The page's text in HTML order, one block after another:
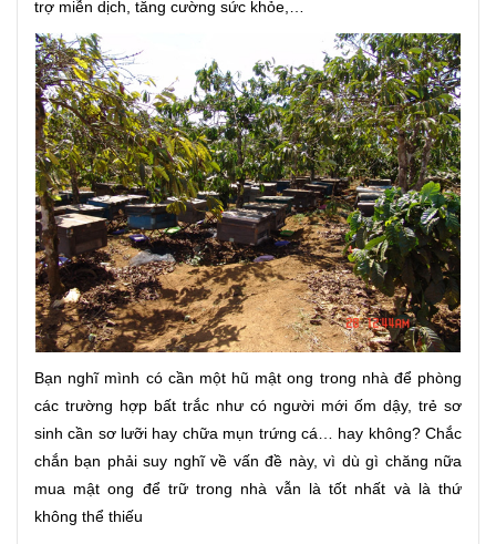
trợ miễn dịch, tăng cường sức khỏe,…
Bạn nghĩ mình có cần một hũ mật ong trong nhà để phòng
các trường hợp bất trắc như có người mới ốm dậy, trẻ sơ
sinh cần sơ lưỡi hay chữa mụn trứng cá… hay không? Chắc
chắn bạn phải suy nghĩ về vấn đề này, vì dù gì chăng nữa
mua mật ong để trữ trong nhà vẫn là tốt nhất và là thứ
không thể thiếu